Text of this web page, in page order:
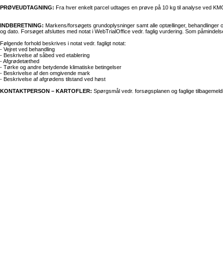
PRØVEUDTAGNING: Fra hver enkelt parcel udtages en prøve på 10 kg til analyse ved
INDBERETNING: Markens/forsøgets grundoplysninger samt alle optællinger, behandlinger
og dato. Forsøget afsluttes med notat i WebTrialOffice vedr. faglig vurdering. Som
Følgende forhold beskrives i notat vedr. fagligt notat:
- Vejret ved behandling
- Beskrivelse af såbed ved etablering
- Afgrødetæthed
- Tørke og andre betydende klimatiske betingelser
- Beskrivelse af den omgivende mark
- Beskrivelse af afgrødens tilstand ved høst
KONTAKTPERSON – KARTOFLER: Spørgsmål vedr. forsøgsplanen og faglige